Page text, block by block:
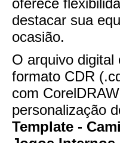
oferece
destacar sua
ocasião.
O arquivo
formato CDR
com
personalização
Template -